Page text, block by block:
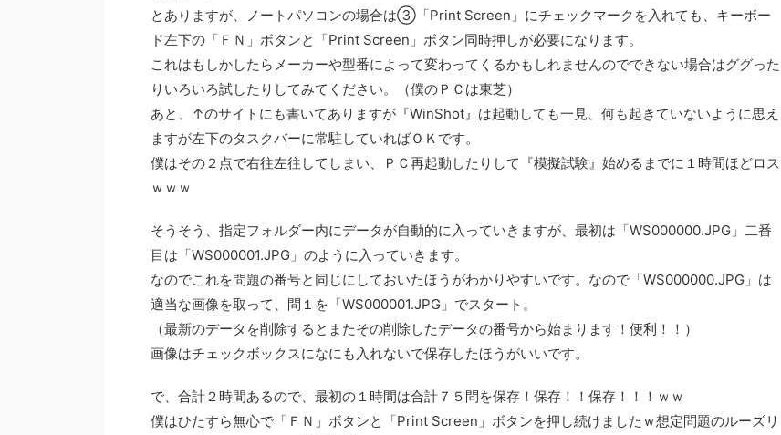
とありますが、ノートパソコンの場合は③「Print Screen」にチェックマークを入れても、キーボー
ド左下の「ＦＮ」ボタンと「Print Screen」ボタン同時押しが必要になります。
これはもしかしたらメーカーや型番によって変わってくるかもしれませんのでできない場合はググった
りいろいろ試したりしてみてください。（僕のＰＣは東芝）
あと、↑のサイトにも書いてありますが『WinShot』は起動しても一見、何も起きていないように思え
ますが左下のタスクバーに常駐していればＯＫです。
僕はその２点で右往左往してしまい、ＰＣ再起動したりして『模擬試験』始めるまでに１時間ほどロス
ｗｗｗ
そうそう、指定フォルダー内にデータが自動的に入っていきますが、最初は「WS000000.JPG」二番
目は「WS000001.JPG」のように入っていきます。
なのでこれを問題の番号と同じにしておいたほうがわかりやすいです。なので「WS000000.JPG」は
適当な画像を取って、問１を「WS000001.JPG」でスタート。
（最新のデータを削除するとまたその削除したデータの番号から始まります！便利！！）
画像はチェックボックスになにも入れないで保存したほうがいいです。
で、合計２時間あるので、最初の１時間は合計７５問を保存！保存！！保存！！！ｗｗ
僕はひたすら無心で「ＦＮ」ボタンと「Print Screen」ボタンを押し続けましたｗ想定問題のルーズリ